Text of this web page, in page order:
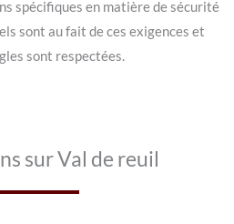
spécifiques en matière de sécurité
sont au fait de ces exigences et
sont respectées.
sur Val de reuil